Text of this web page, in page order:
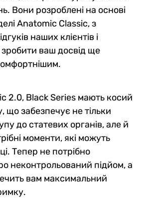
Вони розроблені на основі
Anatomic Classic, з
наших клієнтів і
ваш досвід ще
2.0, Black Series мають косий
що забезпечує не тільки
до статевих органів, але й
моменти, які можуть
Тепер не потрібно
неконтрольований підйом, а
вам максимальний